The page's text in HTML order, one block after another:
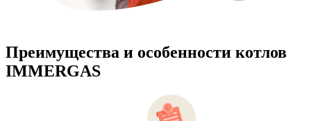
Преимущества и особенности котлов
IMMERGAS